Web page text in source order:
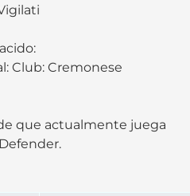
Club: Cremonese
que actualmente juega